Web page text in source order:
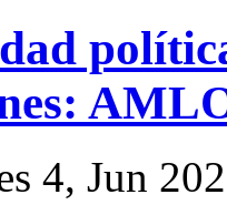
4, Jun